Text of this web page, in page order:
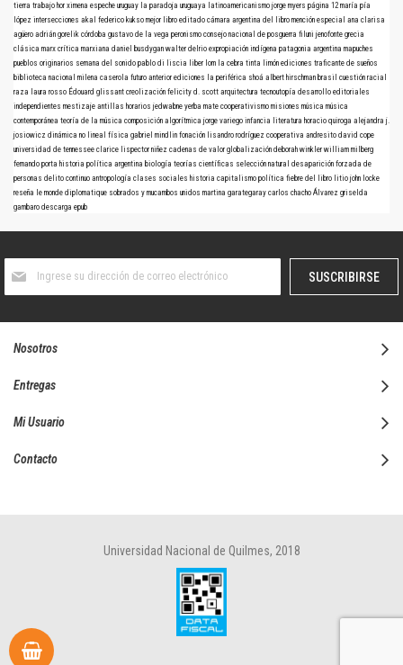
tierra trabajo hor ximena espeche uruguay la paradoja uruguaya latinoamericanismo jorge myers página 12 maría pía
lópez intersecciones akal federico kukso mejor libro editado cámara argentina del libro mención especial ana clarisa
agüero adrián gorelik córdoba gustavo de la vega peronismo consejo nacional de posguerra filuni jenofonte grecia
clásica marx crítica marxiana daniel busdygan walter delrio expropiación indígena patagonia argentina mapuches
pueblos originarios semana del sonido pablo di liscia liber lom la cebra tinta limón ediciones traficante de sueños
biblioteca nacional milena caserola futuro anterior ediciones la periférica shoá albert hirschman brasil cuestión racial
raza laura rosso Édouard glissant creolización felicity d. scott arquitectura tecnoutopía desarrollo editoriales
independientes mestizaje antillas horarios jedwabne yerba mate cooperativismo misiones música música
contemporánea teoría de la música composición algorítmica jorge variego infancia literatura horacio quiroga alejandra j.
josiowicz dinámica no lineal física gabriel mindlin fonación lisandro rodríguez cooperativa andresito david cope
universidad de tennessee clarice lispector niñez cadenas de valor globalización deborah winkler william milberg
fernando porta historia política argentina biología teorías científicas selección natural desaparición forzada de
personas delito continuo antropología clases sociales historia capitalismo política fiebre del libro litio john locke
reseña le monde diplomatique sobrados y mucambos unidos martina garategaray carlos chacho Álvarez griselda
gambaro descarga epub
boletín
SUSCRIBIRSE
Nosotros
Entregas
Mi Usuario
Contacto
Universidad Nacional de Quilmes, 2018